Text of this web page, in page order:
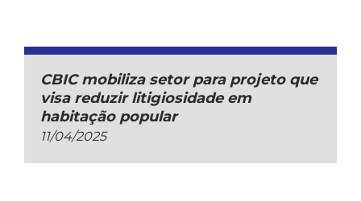
CBIC mobiliza setor para projeto que
visa reduzir litigiosidade em
habitação popular
11/04/2025